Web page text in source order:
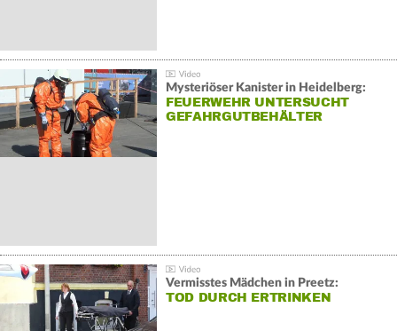
Mysteriöser Kanister in Heidelberg:
FEUERWEHR UNTERSUCHT
GEFAHRGUTBEHÄLTER
Vermisstes Mädchen in Preetz:
TOD DURCH ERTRINKEN